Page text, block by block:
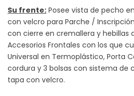
Su frente: Posee vista de pecho
con velcro para Parche /
con cierre en cremallera y hebillas
Accesorios Frontales con los que
Universal en Termoplástico, Porta
cordura y 3 bolsas con sistema de
tapa con velcro.